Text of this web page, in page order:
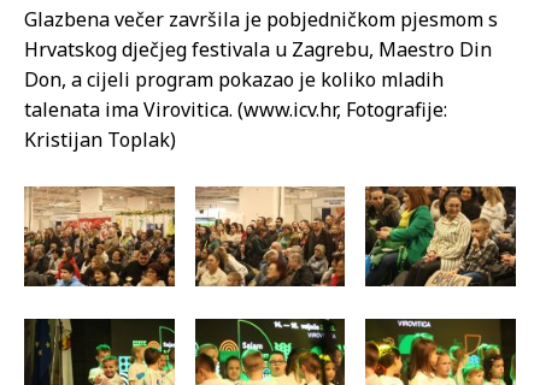
Glazbena večer završila je pobjedničkom pjesmom s
Hrvatskog dječjeg festivala u Zagrebu, Maestro Din
Don, a cijeli program pokazao je koliko mladih
talenata ima Virovitica. (www.icv.hr, Fotografije:
Kristijan Toplak)